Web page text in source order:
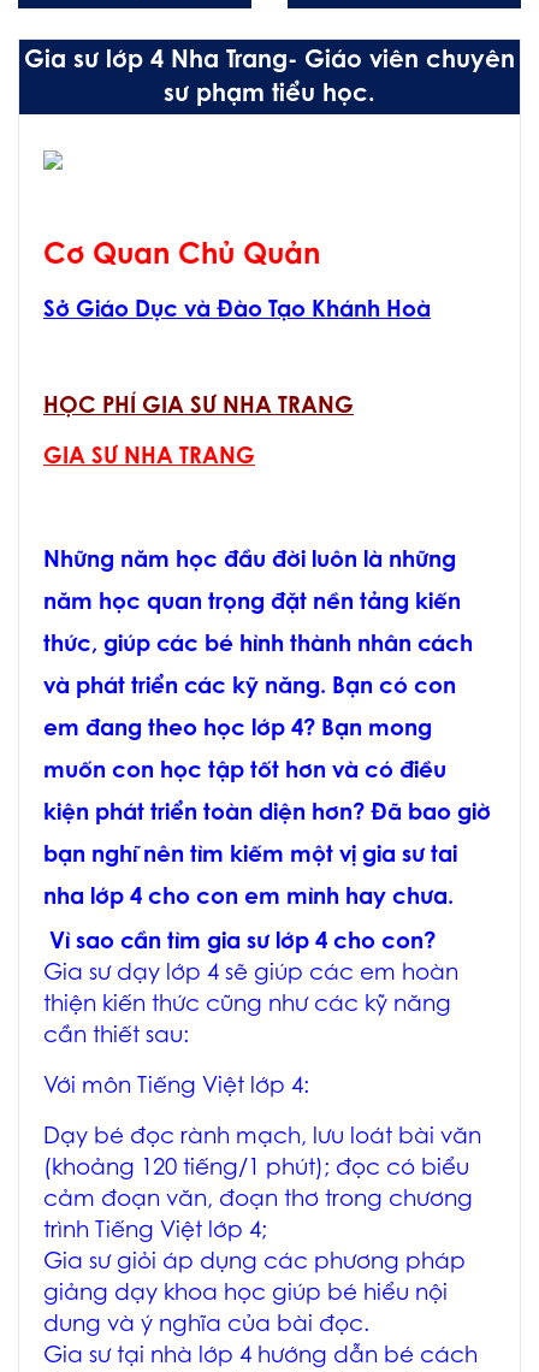
Gia sư lớp 4 Nha Trang- Giáo viên chuyên
sư phạm tiểu học.
Cơ Quan Chủ Quản
Sở Giáo Dục và Đào Tạo Khánh Hoà
HỌC PHÍ GIA SƯ NHA TRANG
GIA SƯ NHA TRANG
Những năm học đầu đời luôn là những
năm học quan trọng đặt nền tảng kiến
thức, giúp các bé hình thành nhân cách
và phát triển các kỹ năng. Bạn có con
em đang theo học lớp 4? Bạn mong
muốn con học tập tốt hơn và có điều
kiện phát triển toàn diện hơn? Đã bao giờ
bạn nghĩ nên tìm kiếm một vị gia sư tai
nha lớp 4 cho con em mình hay chưa.
Vì sao cần tìm gia sư lớp 4 cho con?
Gia sư dạy lớp 4 sẽ giúp các em hoàn
thiện kiến thức cũng như các kỹ năng
cần thiết sau:
Với môn Tiếng Việt lớp 4:
Dạy bé đọc rành mạch, lưu loát bài văn
(khoảng 120 tiếng/1 phút); đọc có biểu
cảm đoạn văn, đoạn thơ trong chương
trình Tiếng Việt lớp 4;
Gia sư giỏi áp dụng các phương pháp
giảng dạy khoa học giúp bé hiểu nội
dung và ý nghĩa của bài đọc.
Gia sư tại nhà lớp 4 hướng dẫn bé cách